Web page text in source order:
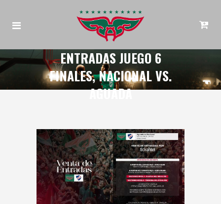
ENTRADAS JUEGO 6
FINALES, NACIONAL VS.
AGUADA